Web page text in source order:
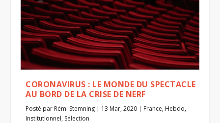
CORONAVIRUS : LE MONDE DU SPECTACLE
AU BORD DE LA CRISE DE NERF
Posté par Rémi Stemning | 13 Mar, 2020 | France, Hebdo,
Institutionnel, Sélection